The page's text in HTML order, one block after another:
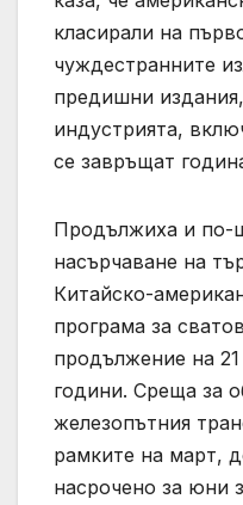
класирали на
чуждестранните
предишни
индустрията,
се завръщат
Продължиха и по-
насърчаване на
Китайско-
програма за
продължение на
години. Среща за
железопътния
рамките на март,
насрочено за юни